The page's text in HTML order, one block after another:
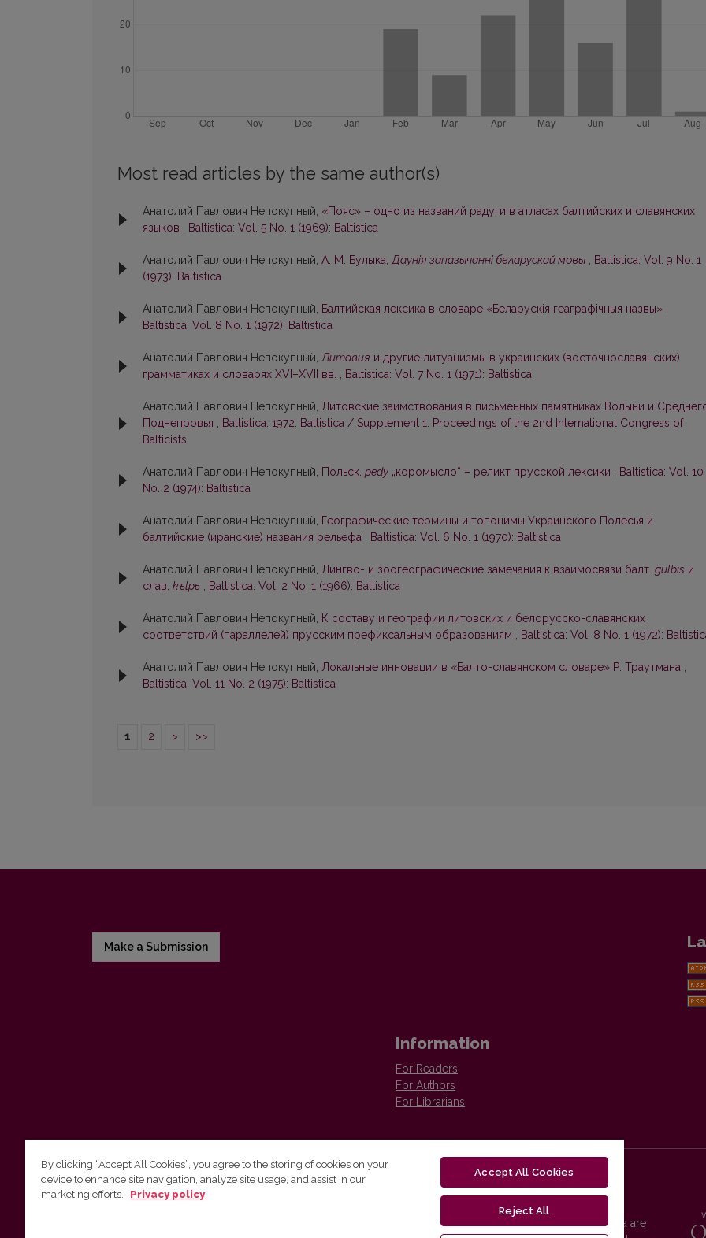
Most read articles by the same author(s)
Анатолий Павлович Непокупный, «Пояс» – одно из названий радуги в атласах балтийских и славянских
языков , Baltistica: Vol. 5 No. 1 (1969): Baltistica
Анатолий Павлович Непокупный, А. М. Булыка, Даунія запазычанні беларускай мовы , Baltistica: Vol. 9 No. 1
(1973): Baltistica
Анатолий Павлович Непокупный, Балтийская лексика в словаре «Беларускія геаграфічныя назвы» ,
Baltistica: Vol. 8 No. 1 (1972): Baltistica
Анатолий Павлович Непокупный, Литавия и другие литуанизмы в украинских (восточнославянских)
грамматиках и словарях XVI–XVII вв. , Baltistica: Vol. 7 No. 1 (1971): Baltistica
Анатолий Павлович Непокупный, Литовские заимствования в письменных памятниках Волыни и
Поднепровья , Baltistica: 1972: Baltistica / Supplement 1: Proceedings of the 2nd International Congress of
Balticists
Анатолий Павлович Непокупный, Польск. pedy „коромысло“ – реликт прусской лексики , Baltistica: Vol. 10
No. 2 (1974): Baltistica
Анатолий Павлович Непокупный, Географические термины и топонимы Украинского Полесья и
балтийские (иранские) названия рельефа , Baltistica: Vol. 6 No. 1 (1970): Baltistica
Анатолий Павлович Непокупный, Лингво- и зоогеографические замечания к взаимосвязи балт. gulbis и
слав. kъlpь , Baltistica: Vol. 2 No. 1 (1966): Baltistica
Анатолий Павлович Непокупный, К составу и географии литовских и белорусско-славянских
соответствий (параллелей) прусским префиксальным образованиям , Baltistica: Vol. 8 No. 1 (1972):
Анатолий Павлович Непокупный, Локальные инновации в «Балто-славянском словаре» Р. Траутмана ,
Baltistica: Vol. 11 No. 2 (1975): Baltistica
1 2 > >>
Make a Submission
Information
For Readers
For Authors
For Librarians
Vilnius University Press
Vilnius University Press platform and metadata are
By clicking “Accept All Cookies”, you agree to the storing of cookies on your
device to enhance site navigation, analyze site usage, and assist in our
marketing efforts.
Privacy policy
Accept All Cookies
Reject All